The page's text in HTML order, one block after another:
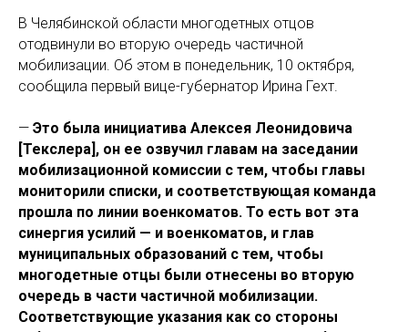
В Челябинской области многодетных отцов
отодвинули во вторую очередь частичной
мобилизации. Об этом в понедельник, 10 октября,
сообщила первый вице-губернатор Ирина Гехт.
— Это была инициатива Алексея Леонидовича
[Текслера], он ее озвучил главам на заседании
мобилизационной комиссии с тем, чтобы главы
мониторили списки, и соответствующая команда
прошла по линии военкоматов. То есть вот эта
синергия усилий — и военкоматов, и глав
муниципальных образований с тем, чтобы
многодетные отцы были отнесены во вторую
очередь в части частичной мобилизации.
Соответствующие указания как со стороны